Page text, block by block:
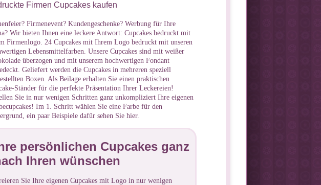
Firmen Cupcakes kaufen
Firmenevent? Kundengeschenke? Werbung für Ihre
Wir bieten Ihnen eine leckere Antwort: Cupcakes bedruckt mit
Firmenlogo. 24 Cupcakes mit Ihrem Logo bedruckt mit unseren
Lebensmittelfarben. Unsere Cupcakes sind mit weißer
überzogen und mit unserem hochwertigen Fondant
Geliefert werden die Cupcakes in mehreren speziell
Boxen. Als Beilage erhalten Sie einen praktischen
Ständer für die perfekte Präsentation Ihrer Leckereien!
Sie in nur wenigen Schritten ganz unkompliziert Ihre eigenen
Im 1. Schritt wählen Sie eine Farbe für den
ein paar Beispiele dafür sehen Sie hier.
persönlichen Cupcakes ganz
Ihren wünschen
Sie Ihre eigenen Cupcakes mit Logo in nur wenigen